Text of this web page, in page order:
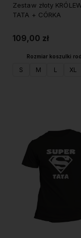
Zestaw złoty
TATA + CÓRKA
109,00 zł
Rozmiar koszulki
S M L XL